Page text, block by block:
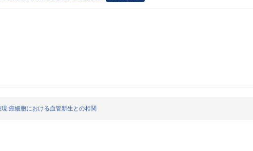
:癌細胞における血管新生との相関